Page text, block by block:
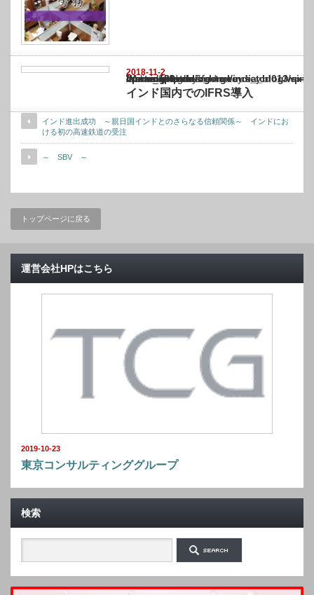
2018-11-2
Warning
: Undefined array key "show_category" in
/home/netst/kuno-cpa.co.jp/public_html/india_blog/wp-content/themes/
on line183
インド国内でのIFRS導入
インド進出成功 ～親日国インドとのさらなる信頼関係～ インドにお
ける初の高速鉄道の受注
～ SBV ～
トップページに戻る
運営会社HPはこちら
2019-10-23
東京コンサルティンググループ
検索